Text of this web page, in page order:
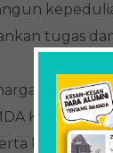
tugas
atas
Kutuh